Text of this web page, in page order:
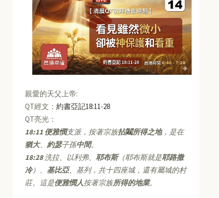
親愛的天父上帝:
QT經文：約書亞記18:11-28
QT亮光：
18:11 便雅憫支派，按著宗族拈鬮所得之地，是在
猶大、約瑟子孫中間。
18:28洗拉、以利弗、耶布斯（耶布斯就是耶路撒
冷）、基比亞、基列，共十四座城，還有屬城的村
莊。這是便雅憫人按著宗族所得的地業。